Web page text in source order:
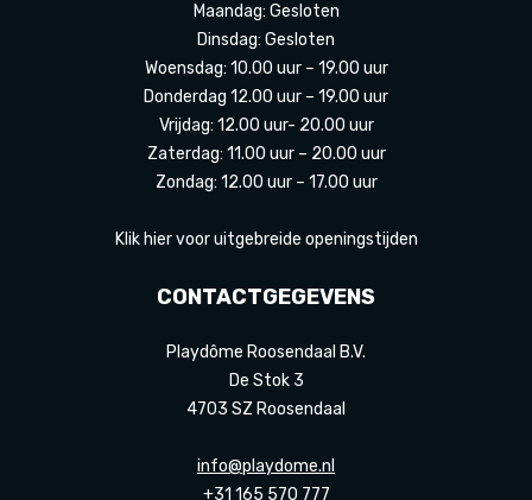
Maandag: Gesloten
Dinsdag: Gesloten
Woensdag: 10.00 uur – 19.00 uur
Donderdag 12.00 uur – 19.00 uur
Vrijdag: 12.00 uur- 20.00 uur
Zaterdag: 11.00 uur – 20.00 uur
Zondag: 12.00 uur – 17.00 uur
Klik hier voor uitgebreide openingstijden
CONTACTGEGEVENS
Playdôme Roosendaal B.V.
De Stok 3
4703 SZ Roosendaal
info@playdome.nl
+31 165 570 777